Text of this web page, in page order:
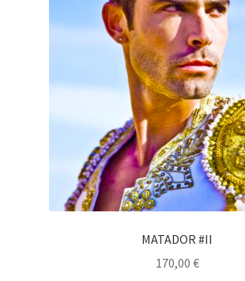
MATADOR #II
170,00 €